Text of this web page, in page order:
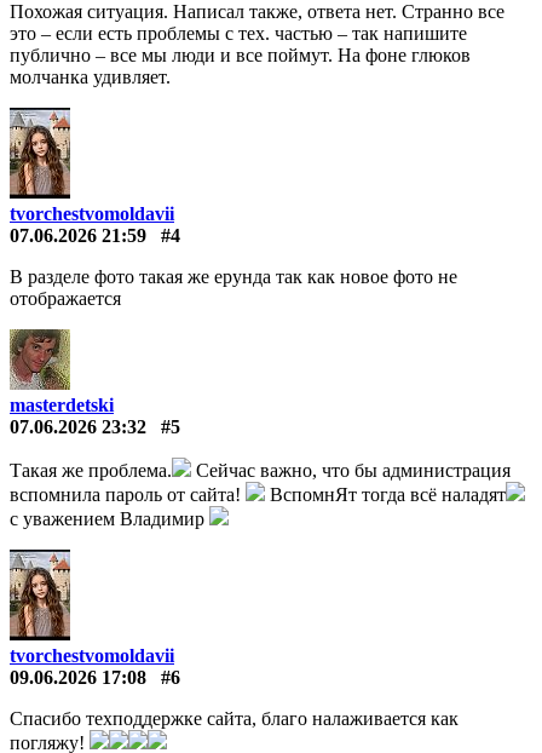
Похожая ситуация. Написал также, ответа нет. Странно все
это – если есть проблемы с тех. частью – так напишите
публично – все мы люди и все поймут. На фоне глюков
молчанка удивляет.
tvorchestvomoldavii
07.06.2026 21:59
#4
В разделе фото такая же ерунда так как новое фото не
отображается
masterdetski
07.06.2026 23:32
#5
Такая же проблема.
Сейчас важно, что бы администрация
вспомнила пароль от сайта!
ВспомнЯт тогда всё наладят
с уважением Владимир
tvorchestvomoldavii
09.06.2026 17:08
#6
Спасибо техподдержке сайта, благо налаживается как
погляжу!